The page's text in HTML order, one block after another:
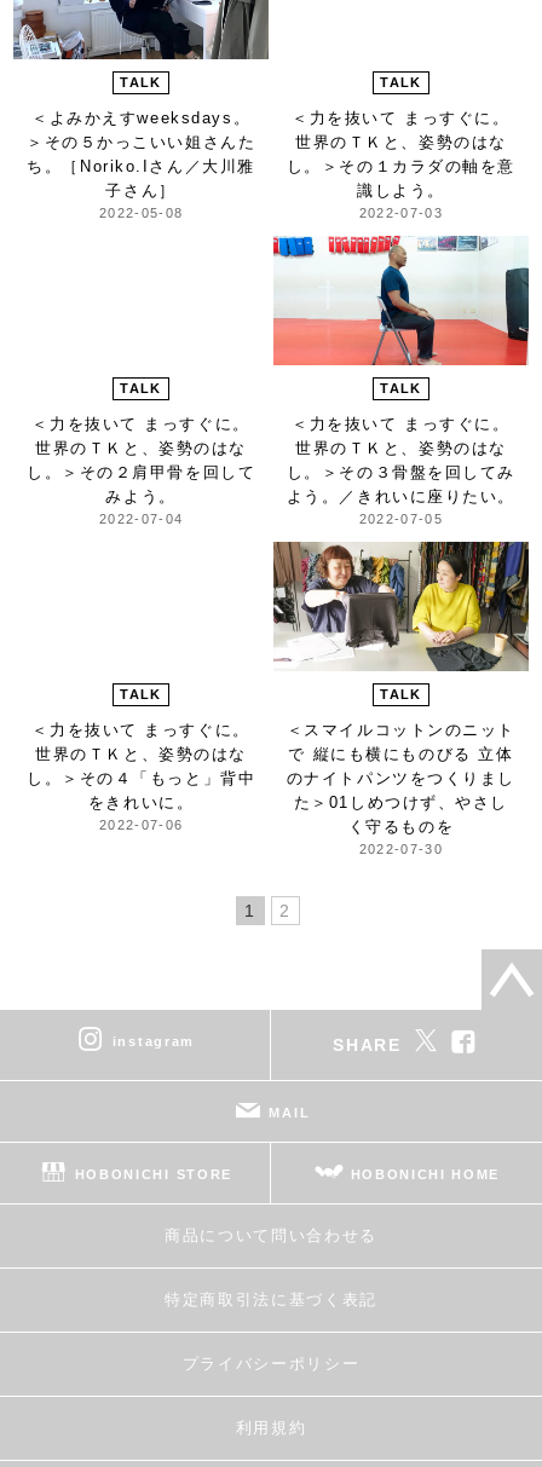
TALK
＜よみかえすweeksdays。
＞ その５かっこいい姐さんた
ち。［Noriko.Iさん／大川雅
子さん］
2022-05-08
TALK
＜力を抜いて まっすぐに。
世界のＴＫと、姿勢のはな
し。＞ その１カラダの軸を意
識しよう。
2022-07-03
TALK
＜力を抜いて まっすぐに。
世界のＴＫと、姿勢のはな
し。＞ その２肩甲骨を回して
みよう。
2022-07-04
TALK
＜力を抜いて まっすぐに。
世界のＴＫと、姿勢のはな
し。＞ その３骨盤を回してみ
よう。／きれいに座りたい。
2022-07-05
TALK
＜力を抜いて まっすぐに。
世界のＴＫと、姿勢のはな
し。＞ その４「もっと」背中
をきれいに。
2022-07-06
TALK
＜スマイルコットンのニット
で 縦にも横にものびる 立体
のナイトパンツをつくりまし
た＞ 01しめつけず、やさし
く守るものを
2022-07-30
1 2
instagram SHARE
MAIL
HOBONICHI STORE HOBONICHI HOME
商品について問い合わせる
特定商取引法に基づく表記
プライバシーポリシー
利用規約